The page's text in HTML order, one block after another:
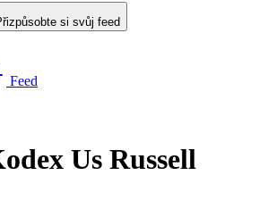
si svůj feed
Feed
Us Russell